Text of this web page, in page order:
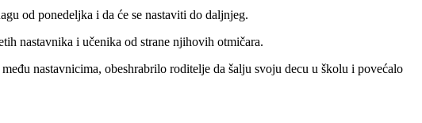
od ponedeljka i da će se nastaviti do daljnjeg.
nastavnika i učenika od strane njihovih otmičara.
nastavnicima, obeshrabrilo roditelje da šalju svoju decu u školu i povećalo